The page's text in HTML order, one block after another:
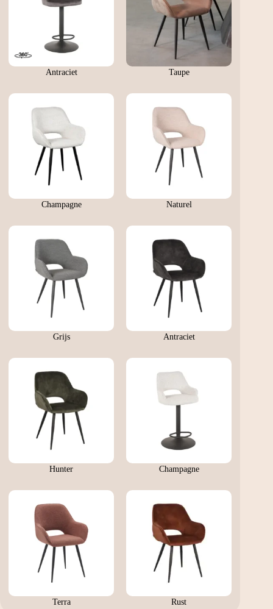
Antraciet Taupe
Champagne Naturel
Grijs Antraciet
Hunter Champagne
Terra Rust